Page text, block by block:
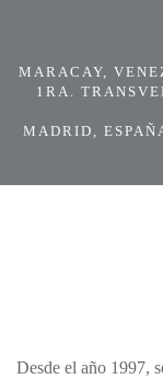
MARACAY,
1RA.
MADRID,
Desde el año 1997,